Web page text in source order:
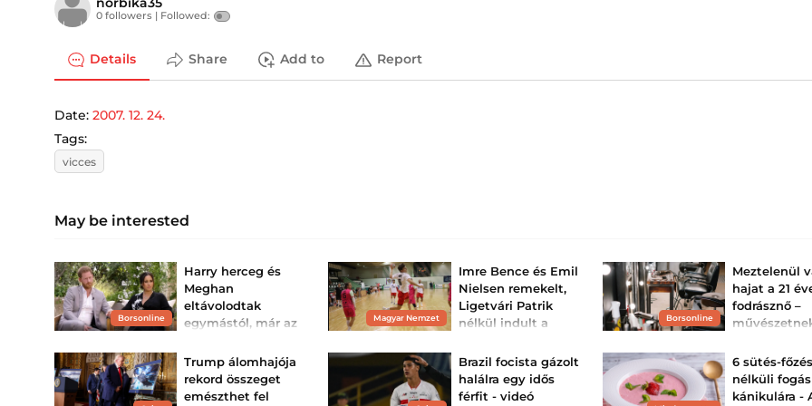
0 followers | Followed:
Details Share Add to Report
Date: 2007. 12. 24.
Tags:
vicces
May be interested
Borsonline
Harry herceg és
Meghan
eltávolodtak
egymástól, már az
elege van belőlük
Kinsey Schofield királyi
szakértő a TalkTV élő
adásában mért újabb
Magyar Nemzet
Imre Bence és Emil
Nielsen remekelt,
Ligetvári Patrik
nélkül indult a
A bakonyiak Győrben
játszották első nyári
mérkőzésüket, az ETO
színeiben is rengetegen
debütáltak.
Borsonline
Meztelenül
hajat a 21
fodrásznő –
szomszédok
viszont
A 21 éves nő
nyitott, ahol a
Trump álomhajója
rekord összeget
emészthet fel
Brazil focista gázolt
halálra egy idős
férfit - videó
6 sütés-főzés
nélküli fogás
kánikulára -